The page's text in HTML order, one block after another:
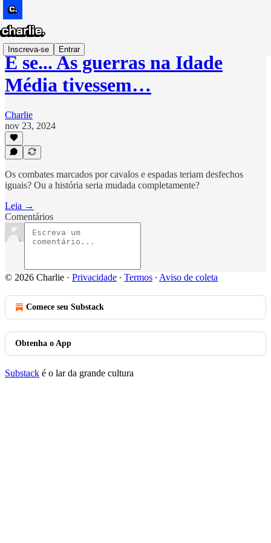
Inscreva-se Entrar
E se... As guerras na Idade
Média tivessem…
Charlie
nov 23, 2024
Os combates marcados por cavalos e espadas teriam desfechos
iguais? Ou a história seria mudada completamente?
Leia →
Comentários
© 2026 Charlie · Privacidade ∙ Termos ∙ Aviso de coleta
Comece seu Substack
Obtenha o App
Substack é o lar da grande cultura